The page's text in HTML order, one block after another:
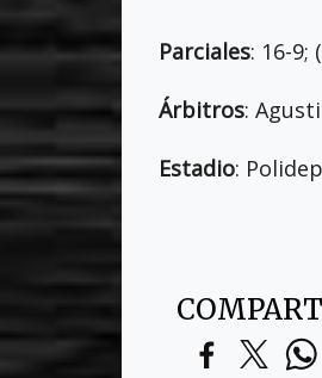
Parciales: 16-9;
Árbitros:
Estadio: